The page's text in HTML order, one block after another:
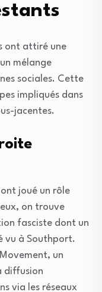
ont attiré une
mélange
sociales. Cette
impliqués dans
jacentes.
joué un rôle
on trouve
fasciste dont un
vu à Southport.
un
diffusion
via les réseaux